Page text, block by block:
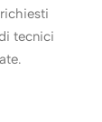
tecnici